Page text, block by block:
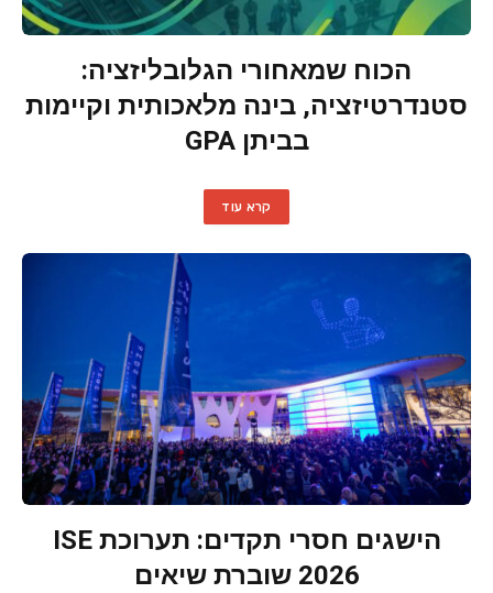
הכוח שמאחורי הגלובליזציה:
סטנדרטיזציה, בינה מלאכותית וקיימות
בביתן GPA
קרא עוד
הישגים חסרי תקדים: תערוכת ISE
2026 שוברת שיאים